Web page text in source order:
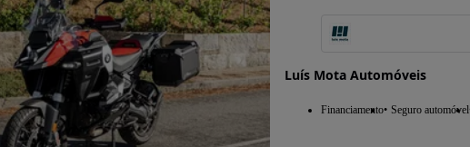
Luís Mota Automóveis
Financiamento Seguro automóvel